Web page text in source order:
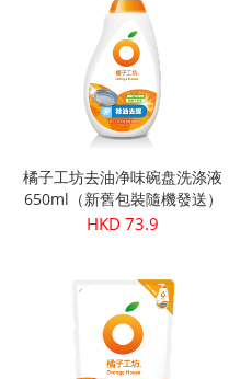
橘子工坊去油净味碗盘洗涤液
650ml（新舊包裝隨機發送）
HKD 73.9